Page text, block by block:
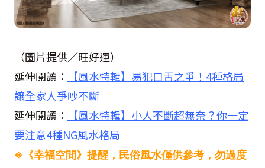
（圖片提供／旺好運）
延伸閱讀：
【風水特輯】易犯口舌之爭！4種格局
讓全家人爭吵不斷
延伸閱讀：
【風水特輯】小人不斷超無奈？你一定
要注意4種NG風水格局
※《幸福空間》提醒，民俗風水僅供參考，勿過度